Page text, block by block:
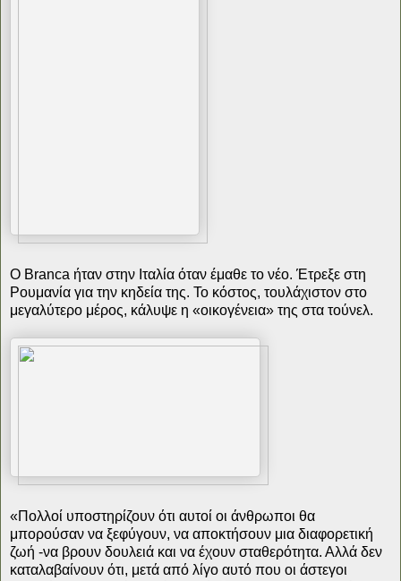
Ο Branca ήταν στην Ιταλία όταν έμαθε το νέο. Έτρεξε στη
Ρουμανία για την κηδεία της. Το κόστος, τουλάχιστον στο
μεγαλύτερο μέρος, κάλυψε η «οικογένεια» της στα τούνελ.
«Πολλοί υποστηρίζουν ότι αυτοί οι άνθρωποι θα
μπορούσαν να ξεφύγουν, να αποκτήσουν μια διαφορετική
ζωή -να βρουν δουλειά και να έχουν σταθερότητα. Αλλά δεν
καταλαβαίνουν ότι, μετά από λίγο αυτό που οι άστεγοι